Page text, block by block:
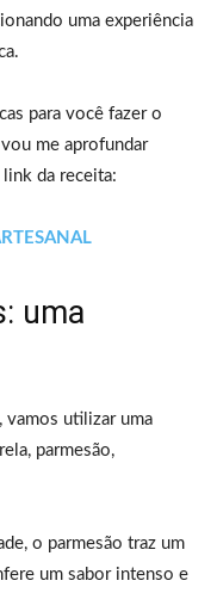
uma experiência
para você fazer o
me aprofundar
da receita:
uma
vamos utilizar uma
parmesão,
o parmesão traz um
um sabor intenso e